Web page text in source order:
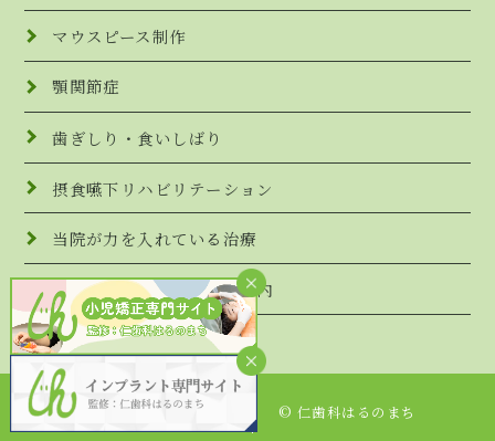
マウスピース制作
顎関節症
歯ぎしり・食いしばり
摂食嚥下リハビリテーション
当院が力を入れている治療
セカンドオピニオンのご案内
© 仁歯科はるのまち